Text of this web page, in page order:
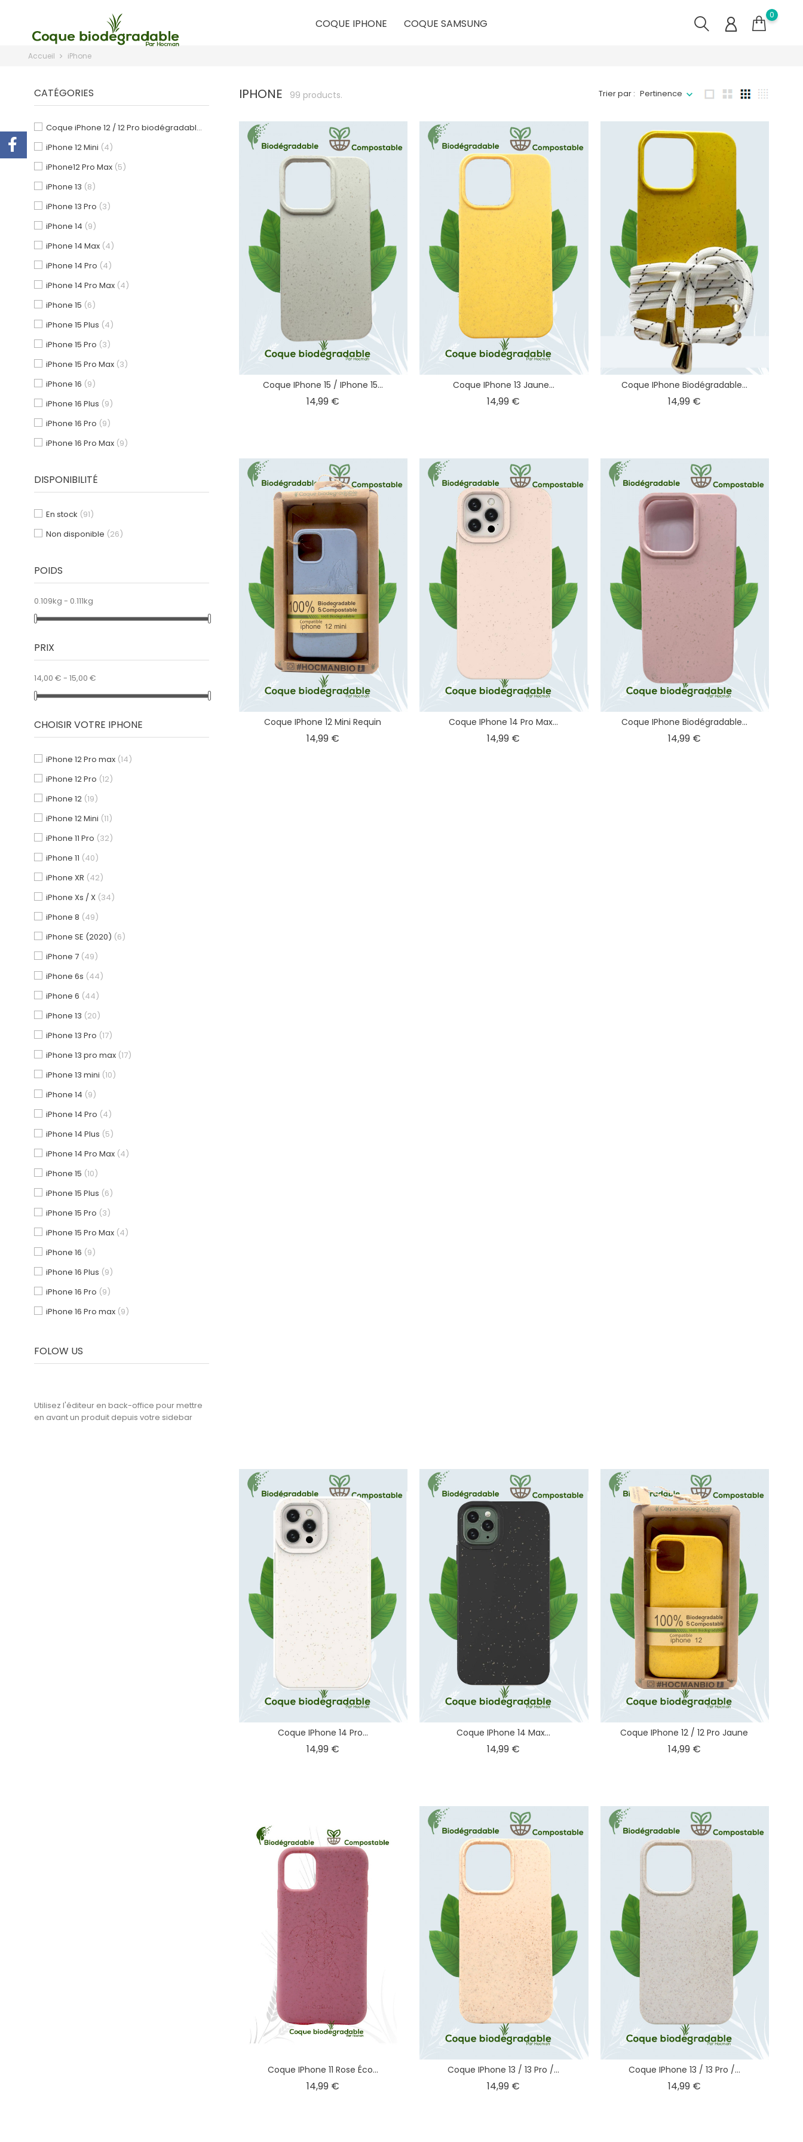
COQUE IPHONE COQUE SAMSUNG
0
Accueil iPhone
CATÉGORIES
Coque iPhone 12 / 12 Pro biodégradable
iPhone 12 Mini (4)
iPhone12 Pro Max (5)
iPhone 13 (8)
iPhone 13 Pro (3)
iPhone 14 (9)
iPhone 14 Max (4)
iPhone 14 Pro (4)
iPhone 14 Pro Max (4)
iPhone 15 (6)
iPhone 15 Plus (4)
iPhone 15 Pro (3)
iPhone 15 Pro Max (3)
iPhone 16 (9)
iPhone 16 Plus (9)
iPhone 16 Pro (9)
iPhone 16 Pro Max (9)
DISPONIBILITÉ
En stock (91)
Non disponible (26)
POIDS
0.109kg - 0.111kg
PRIX
14,00 € - 15,00 €
CHOISIR VOTRE IPHONE
iPhone 12 Pro max (14)
iPhone 12 Pro (12)
iPhone 12 (19)
iPhone 12 Mini (11)
iPhone 11 Pro (32)
iPhone 11 (40)
iPhone XR (42)
iPhone Xs / X (34)
iPhone 8 (49)
iPhone SE (2020) (6)
iPhone 7 (49)
iPhone 6s (44)
iPhone 6 (44)
iPhone 13 (20)
iPhone 13 Pro (17)
iPhone 13 pro max (17)
iPhone 13 mini (10)
iPhone 14 (9)
iPhone 14 Pro (4)
iPhone 14 Plus (5)
iPhone 14 Pro Max (4)
iPhone 15 (10)
iPhone 15 Plus (6)
iPhone 15 Pro (3)
iPhone 15 Pro Max (4)
iPhone 16 (9)
iPhone 16 Plus (9)
iPhone 16 Pro (9)
iPhone 16 Pro max (9)
FOLOW US
Utilisez l'éditeur en back-office pour mettre
en avant un produit depuis votre sidebar
IPHONE 99 products. Trier par : Pertinence
Coque IPhone 15 / IPhone 15...
14,99 €Prix
Coque IPhone 13 Jaune...
14,99 €
Coque IPhone Biodégradable...
14,99 €Prix
Coque IPhone 12 Mini Requin
14,99 €Prix
Coque IPhone 14 Pro Max...
14,99 €
Coque IPhone Biodégradable...
14,99 €Prix
Coque IPhone 14 Pro...
14,99 €Prix
Coque IPhone 14 Max...
14,99 €
Coque IPhone 12 / 12 Pro Jaune
14,99 €Prix
Coque IPhone 11 Rose Éco...
14,99 €Prix
Coque IPhone 13 / 13 Pro /...
14,99 €
Coque IPhone 13 / 13 Pro /...
14,99 €Prix